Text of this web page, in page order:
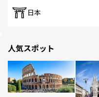
日本
人気スポット